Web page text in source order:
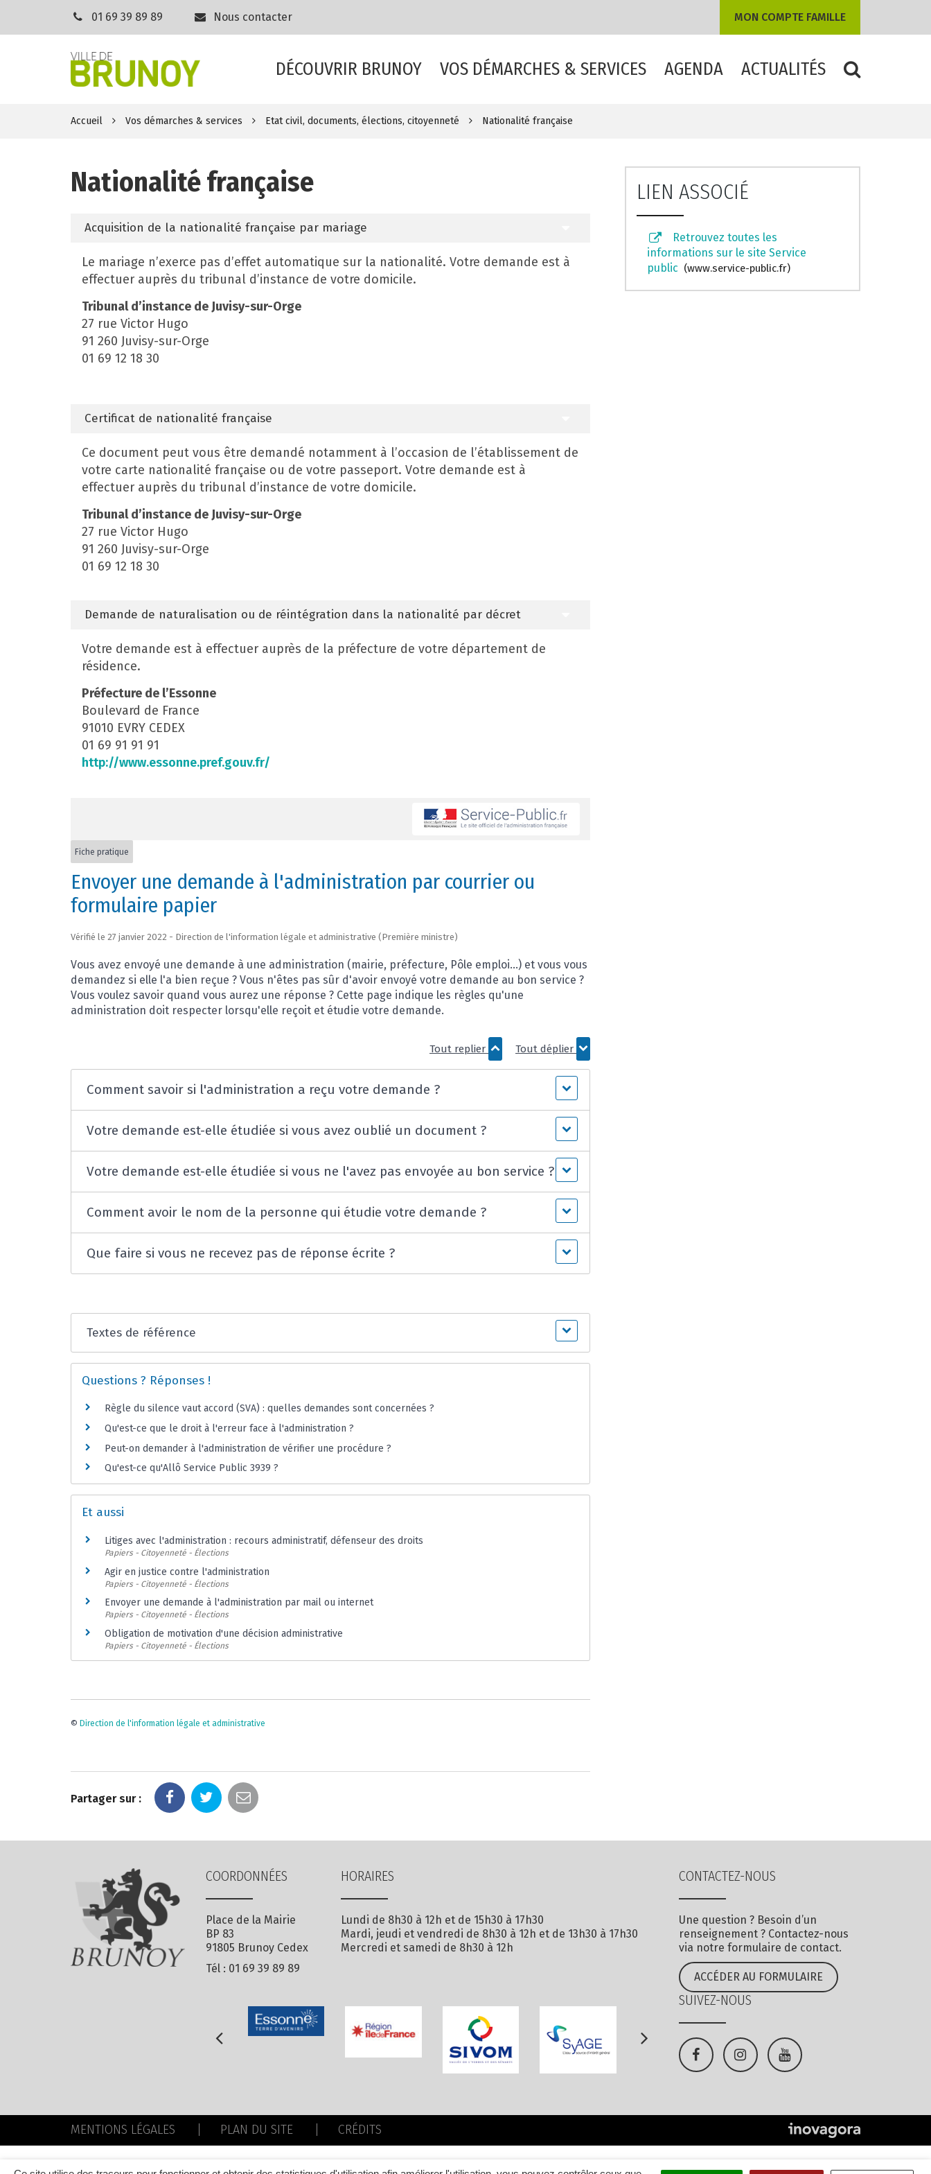
01 69 39 89 89 Nous contacter MON COMPTE FAMILLE
DÉCOUVRIR BRUNOY VOS DÉMARCHES & SERVICES AGENDA
ACTUALITÉS
Accueil Vos démarches & services Etat civil, documents, élections, citoyenneté Nationalité française
Nationalité française
Acquisition de la nationalité française par mariage
Le mariage n’exerce pas d’effet automatique sur la nationalité. Votre demande est à
effectuer auprès du tribunal d’instance de votre domicile.
Tribunal d’instance de Juvisy-sur-Orge
27 rue Victor Hugo
91 260 Juvisy-sur-Orge
01 69 12 18 30
Certificat de nationalité française
Ce document peut vous être demandé notamment à l’occasion de l’établissement de
votre carte nationalité française ou de votre passeport. Votre demande est à
effectuer auprès du tribunal d’instance de votre domicile.
Tribunal d’instance de Juvisy-sur-Orge
27 rue Victor Hugo
91 260 Juvisy-sur-Orge
01 69 12 18 30
Demande de naturalisation ou de réintégration dans la nationalité par décret
Votre demande est à effectuer auprès de la préfecture de votre département de
résidence.
Préfecture de l’Essonne
Boulevard de France
91010 EVRY CEDEX
01 69 91 91 91
http://www.essonne.pref.gouv.fr/
Fiche pratique
Envoyer une demande à l'administration par courrier ou
formulaire papier
Vérifié le 27 janvier 2022 - Direction de l'information légale et administrative (Première ministre)
Vous avez envoyé une demande à une administration (mairie, préfecture, Pôle emploi...) et vous vous
demandez si elle l'a bien reçue ? Vous n'êtes pas sûr d'avoir envoyé votre demande au bon service ?
Vous voulez savoir quand vous aurez une réponse ? Cette page indique les règles qu'une
administration doit respecter lorsqu'elle reçoit et étudie votre demande.
Tout replier Tout déplier
Comment savoir si l'administration a reçu votre demande ?
Votre demande est-elle étudiée si vous avez oublié un document ?
Votre demande est-elle étudiée si vous ne l'avez pas envoyée au bon service ?
Comment avoir le nom de la personne qui étudie votre demande ?
Que faire si vous ne recevez pas de réponse écrite ?
Textes de référence
Questions ? Réponses !
Règle du silence vaut accord (SVA) : quelles demandes sont concernées ?
Qu'est-ce que le droit à l'erreur face à l'administration ?
Peut-on demander à l'administration de vérifier une procédure ?
Qu'est-ce qu'Allô Service Public 3939 ?
Et aussi
Litiges avec l'administration : recours administratif, défenseur des droits
Papiers - Citoyenneté - Élections
Agir en justice contre l'administration
Papiers - Citoyenneté - Élections
Envoyer une demande à l'administration par mail ou internet
Papiers - Citoyenneté - Élections
Obligation de motivation d'une décision administrative
Papiers - Citoyenneté - Élections
© Direction de l'information légale et administrative
LIEN ASSOCIÉ
Retrouvez toutes les
informations sur le site Service
public
www.service-public.fr
Partager sur :
COORDONNÉES
Place de la Mairie
BP 83
91805 Brunoy Cedex
Tél : 01 69 39 89 89
HORAIRES
Lundi de 8h30 à 12h et de 15h30 à 17h30
Mardi, jeudi et vendredi de 8h30 à 12h et de 13h30 à 17h30
Mercredi et samedi de 8h30 à 12h
CONTACTEZ-NOUS
Une question ? Besoin d’un
renseignement ? Contactez-nous
via notre formulaire de contact.
ACCÉDER AU FORMULAIRE
SUIVEZ-NOUS
Lien
compte
Lien
compte
Instagram
Lien
chaîne
Youtube
MENTIONS LÉGALES PLAN DU SITE CRÉDITS